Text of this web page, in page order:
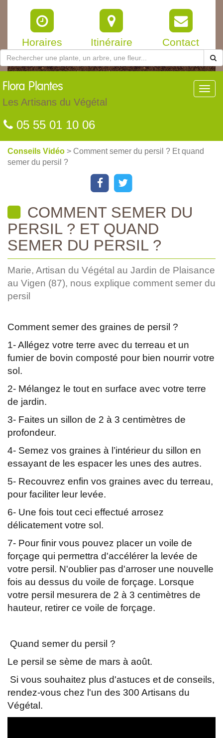
Horaires Itinéraire Contact
Flora Plantes
Les Artisans du Végétal
05 55 01 10 06
Conseils Vidéo > Comment semer du persil ? Et quand
semer du persil ?
COMMENT SEMER DU
PERSIL ? ET QUAND
SEMER DU PERSIL ?
Marie, Artisan du Végétal au Jardin de Plaisance
au Vigen (87), nous explique comment semer du
persil
Comment semer des graines de persil ?
1- Allégez votre terre avec du terreau et un
fumier de bovin composté pour bien nourrir votre
sol.
2- Mélangez le tout en surface avec votre terre
de jardin.
3- Faites un sillon de 2 à 3 centimètres de
profondeur.
4- Semez vos graines à l’intérieur du sillon en
essayant de les espacer les unes des autres.
5- Recouvrez enfin vos graines avec du terreau,
pour faciliter leur levée.
6- Une fois tout ceci effectué arrosez
délicatement votre sol.
7- Pour finir vous pouvez placer un voile de
forçage qui permettra d'accélérer la levée de
votre persil. N'oublier pas d'arroser une nouvelle
fois au dessus du voile de forçage. Lorsque
votre persil mesurera de 2 à 3 centimètres de
hauteur, retirer ce voile de forçage.
Quand semer du persil ?
Le persil se sème de mars à août.
Si vous souhaitez plus d'astuces et de conseils,
rendez-vous chez l'un des 300 Artisans du
Végétal.